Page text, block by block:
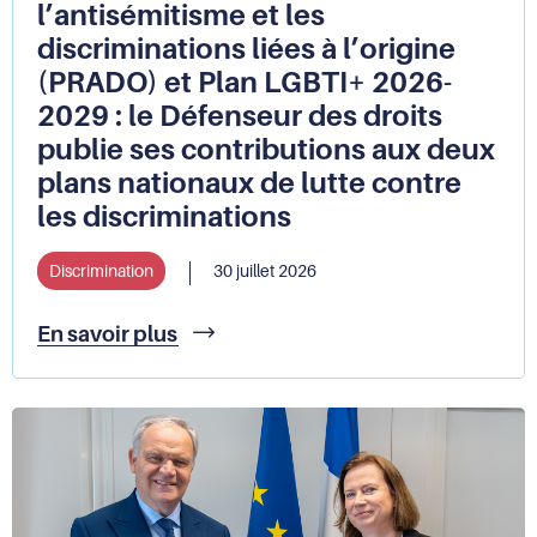
l’antisémitisme et les
discriminations liées à l’origine
(PRADO) et Plan LGBTI+ 2026-
2029 : le Défenseur des droits
publie ses contributions aux deux
plans nationaux de lutte contre
les discriminations
Discrimination 30 juillet 2026
En savoir plus
Plan
lutte
contre
le
racisme,
l’antisémitisme
et